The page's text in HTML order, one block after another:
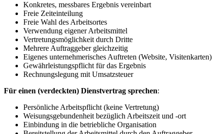
Konkretes, messbares Ergebnis vereinbart
Freie Zeiteinteilung
Freie Wahl des Arbeitsortes
Verwendung eigener Arbeitsmittel
Vertretungsmöglichkeit durch Dritte
Mehrere Auftraggeber gleichzeitig
Eigenes unternehmerisches Auftreten (Website, Visitenkarten)
Gewährleistungspflicht für das Ergebnis
Rechnungslegung mit Umsatzsteuer
Für einen (verdeckten) Dienstvertrag sprechen:
Persönliche Arbeitspflicht (keine Vertretung)
Weisungsgebundenheit bezüglich Arbeitszeit und -ort
Einbindung in die betriebliche Organisation